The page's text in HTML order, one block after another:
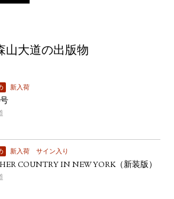
山大道の出版物
新入荷
新入荷 サイン入り
COUNTRY IN NEW YORK（新装版）